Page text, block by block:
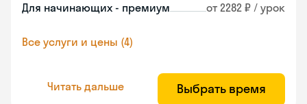
Для начинающих - премиум от 2282 ₽ / урок
Все услуги и цены (4)
Читать дальше Выбрать время